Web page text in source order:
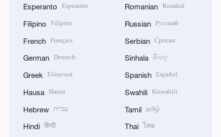
Esperanto Esperanto
Filipino Filipino
French Français
German Deutsch
Greek Ελληνικά
Hausa Hausa
Hebrew עברית
Hindi हिन्दी
Romanian Română
Russian Русский
Serbian Српски
Sinhala සිංහල
Spanish Español
Swahili Kiswahili
Tamil தமிழ்
Thai ไทย